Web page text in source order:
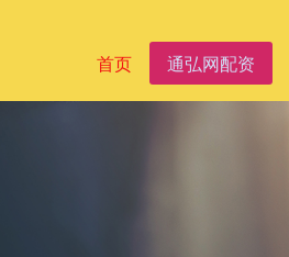
首页 通弘网配资